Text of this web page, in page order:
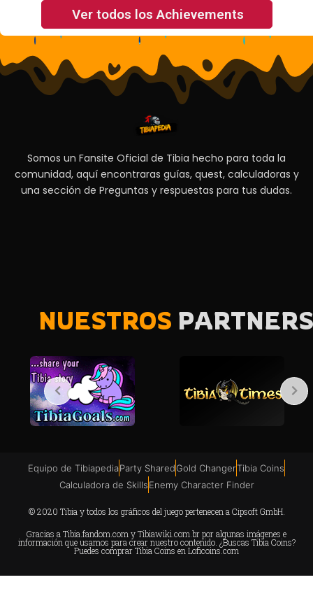
Ver todos los Achievements
Somos un Fansite Oficial de Tibia hecho para toda la
comunidad, aquí encontraras guías, quest, calculadoras y
una sección de Preguntas y respuestas para tus dudas.
NUESTROS PARTNERS
Equipo de TibiapediaParty SharedGold ChangerTibia Coins
Calculadora de SkillsEnemy Character Finder
© 2020 Tibia y todos los gráficos del juego pertenecen a Cipsoft GmbH.
Gracias a Tibia.fandom.com yTibiawiki.com.brpor algunas imágenes e
información que usamos para crear nuestro contenido. ¿Buscas Tibia Coins?
Puedes comprar Tibia Coins en Loficoins.com